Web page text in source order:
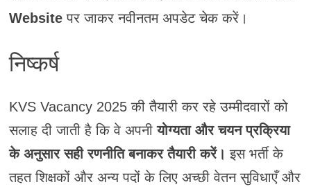
Websiteपर जाकर नवीनतम अपडेट चेक करें।
निष्कर्ष
KVS Vacancy 2025 की तैयारी कर रहे उम्मीदवारों को
सलाह दी जाती है कि वे अपनीयोग्यता और चयन प्रक्रिया
के अनुसार सही रणनीति बनाकर तैयारी करें। इस भर्ती के
तहत शिक्षकों और अन्य पदों के लिए अच्छी वेतन सुविधाएँ और